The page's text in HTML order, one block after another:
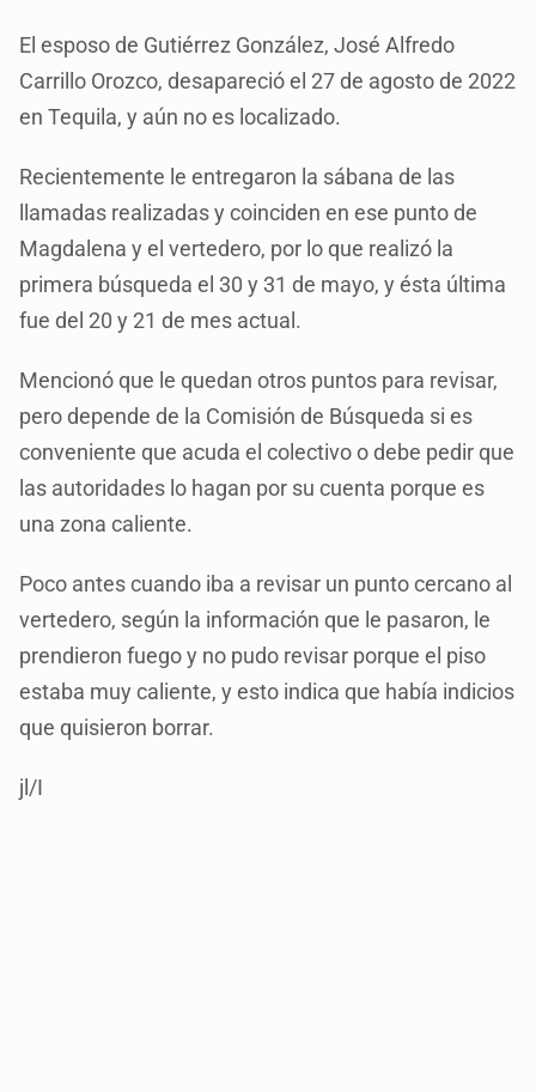
El esposo de Gutiérrez González, José Alfredo
Carrillo Orozco, desapareció el 27 de agosto de 2022
en Tequila, y aún no es localizado.
Recientemente le entregaron la sábana de las
llamadas realizadas y coinciden en ese punto de
Magdalena y el vertedero, por lo que realizó la
primera búsqueda el 30 y 31 de mayo, y ésta última
fue del 20 y 21 de mes actual.
Mencionó que le quedan otros puntos para revisar,
pero depende de la Comisión de Búsqueda si es
conveniente que acuda el colectivo o debe pedir que
las autoridades lo hagan por su cuenta porque es
una zona caliente.
Poco antes cuando iba a revisar un punto cercano al
vertedero, según la información que le pasaron, le
prendieron fuego y no pudo revisar porque el piso
estaba muy caliente, y esto indica que había indicios
que quisieron borrar.
jl/I